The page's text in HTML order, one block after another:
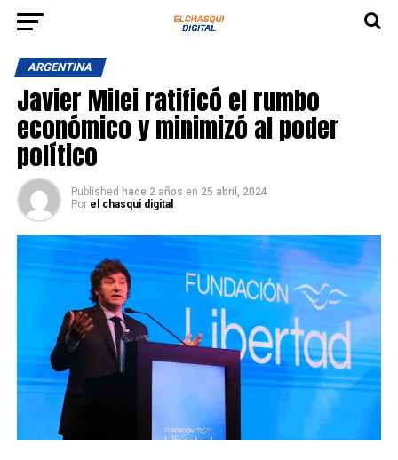
ARGENTINA
Javier Milei ratificó el rumbo
económico y minimizó al poder
político
Published hace 2 años en 25 abril, 2024
Por el chasqui digital